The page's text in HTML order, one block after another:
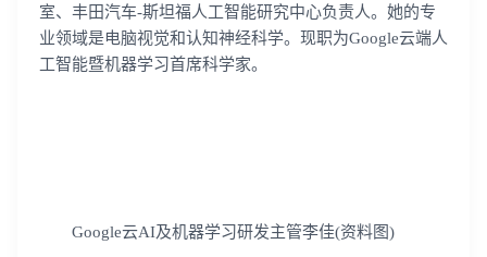
室、丰田汽车-斯坦福人工智能研究中心负责人。她的专
业领域是电脑视觉和认知神经科学。现职为Google云端人
工智能暨机器学习首席科学家。
Google云AI及机器学习研发主管李佳(资料图)